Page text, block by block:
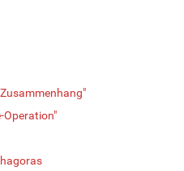
Operation"